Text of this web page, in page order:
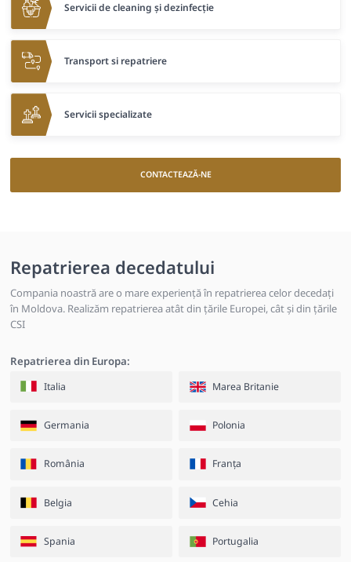
Servicii de cleaning și dezinfecție
Transport si repatriere
Servicii specializate
CONTACTEAZĂ-NE
Repatrierea decedatului
Compania noastră are o mare experiență în repatrierea celor decedați
în Moldova. Realizăm repatrierea atât din țările Europei, cât și din țările
CSI
Repatrierea din Europa:
Italia Marea Britanie
Germania Polonia
România Franța
Belgia Cehia
Spania Portugalia